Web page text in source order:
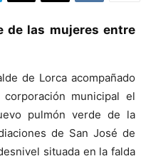
de las mujeres entre
de Lorca acompañado
municipal el
pulmón verde de la
de San José de
situada en la falda